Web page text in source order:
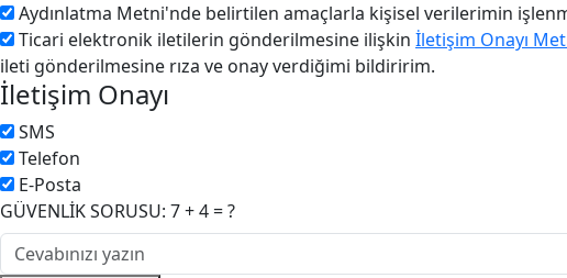
Aydınlatma Metni'nde belirtilen amaçlarla kişisel verilerimin
Ticari elektronik iletilerin gönderilmesine ilişkin İletişim Onayı
ileti gönderilmesine rıza ve onay verdiğimi bildiririm.
İletişim Onayı
SMS
Telefon
E-Posta
GÜVENLİK SORUSU: 7 + 4 = ?